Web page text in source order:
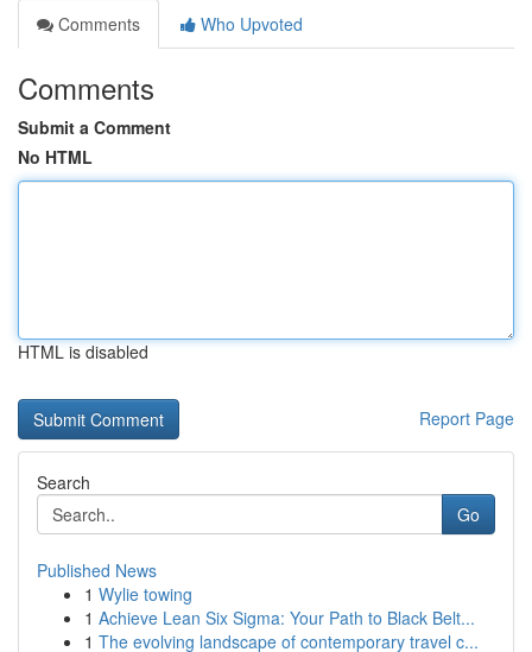
Comments
Who Upvoted
Comments
Submit a Comment
No HTML
HTML is disabled
Report Page
Search
Go
Published News
1 Wylie towing
1 Achieve Lean Six Sigma: Your Path to Black Belt...
1 The evolving landscape of contemporary travel c...